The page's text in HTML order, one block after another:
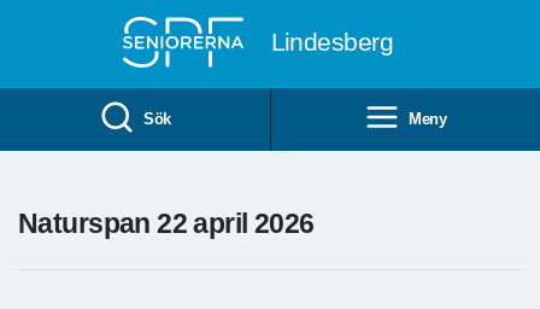
Lindesberg
Sök Meny
Naturspan 22 april 2026